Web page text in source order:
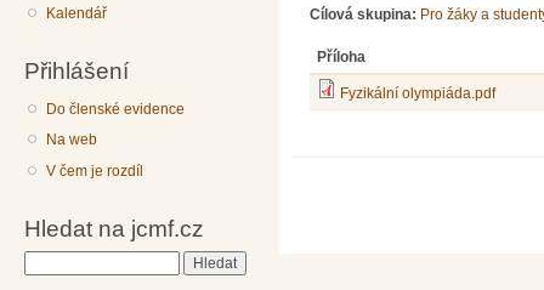
Kalendář
Přihlášení
Do členské evidence
Na web
V čem je rozdíl
Hledat na jcmf.cz
Cílová skupina: Pro žáky a
Příloha
Fyzikální olympiáda.pdf